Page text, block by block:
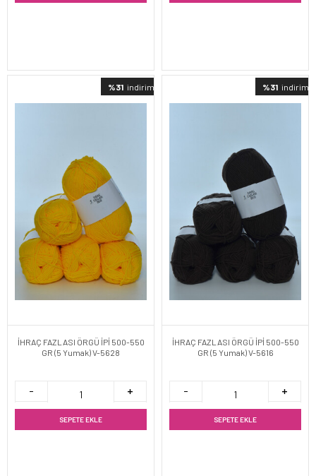
%31 indirimli
İHRAÇ FAZLASI ÖRGÜ İPİ 500-550
GR (5 Yumak) V-5628
SEPETE EKLE
%31 indirimli
İHRAÇ FAZLASI ÖRGÜ İPİ 500-550
GR (5 Yumak) V-5616
SEPETE EKLE